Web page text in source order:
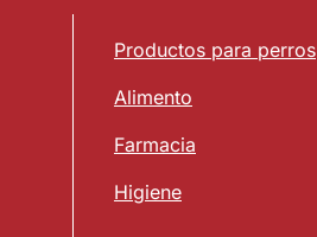
Productos para perros
Alimento
Farmacia
Higiene